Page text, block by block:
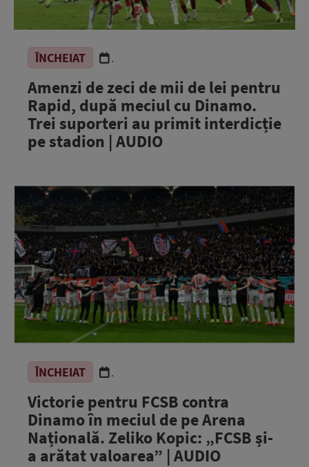
ÎNCHEIAT .
Amenzi de zeci de mii de lei pentru
Rapid, după meciul cu Dinamo.
Trei suporteri au primit interdicție
pe stadion | AUDIO
ÎNCHEIAT .
Victorie pentru FCSB contra
Dinamo în meciul de pe Arena
Națională. Zeliko Kopic: „FCSB și-
a arătat valoarea” | AUDIO